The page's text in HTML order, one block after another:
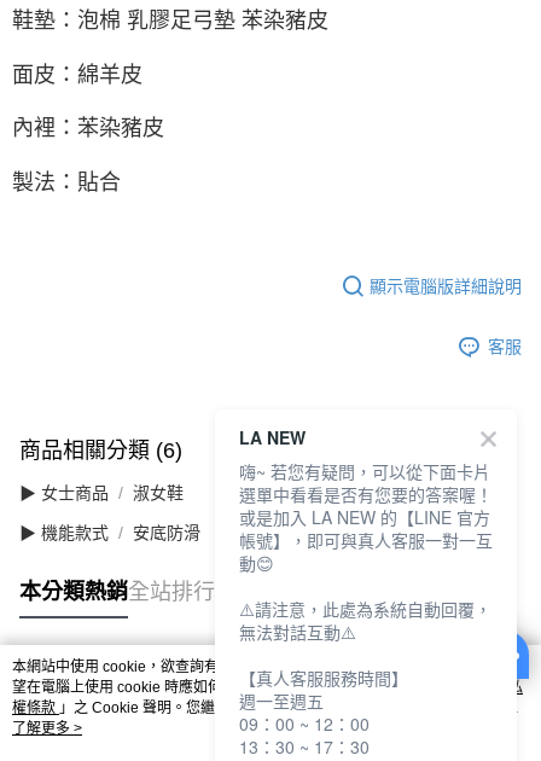
鞋墊：泡棉 乳膠足弓墊 苯染豬皮
面皮：綿羊皮
內裡：苯染豬皮
製法：貼合
顯示電腦版詳細說明
客服
商品相關分類 (6) 查看全部
▶ 女士商品 淑女鞋
▶ 機能款式 安底防滑
本分類熱銷全站排行
熱門標籤
本網站中使用 cookie，欲查詢有關本網站使用 cookie 方式之詳情，及若您不希
望在電腦上使用 cookie 時應如何變更電腦的 cookie 設定，請參閱本網站「
隱私
權條款 」之 Cookie 聲明。您繼續使用本網站即表示您同意本公司得按本網站使
用條款之 Cookie 聲明使用 cookie。
了解更多 >
LA NEW
嗨~ 若您有疑問，可以從下面卡片
選單中看看是否有您要的答案喔！
或是加入 LA NEW 的【LINE 官方
帳號】，即可與真人客服一對一互
動😊
⚠️請注意，此處為系統自動回覆，
無法對話互動⚠️
【真人客服服務時間】
週一至週五
09：00 ~ 12：00
13：30 ~ 17：30